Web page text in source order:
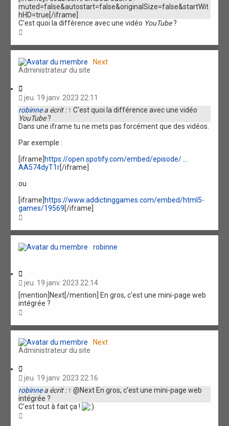
o
n
muted=false&autostart=false&originalSize=false&startWit
hHD=true[/iframe]
C'est quoi la différence avec une vidéo YouTube?
u
Next
Administrateur du site
C
t
a
t
i
n
jeu. 19 janv. 2023 22:11
robinnea écrit : ↑ C'est quoi la différence avec une vidéo
YouTube?
Dans une iframe tu ne mets pas forcément que des vidéos.
Par exemple :
[iframe] https://open.spotify.com/embed/episode/ ...
AA574dyT1r[/iframe]
ou
[iframe] https://www.addictinggames.com/embed/html5-
games/19569[/iframe]
u
robinne
C
t
a
t
n
jeu. 19 janv. 2023 22:14
[mention]Next[/mention] En gros, c'est une mini-page web
intégrée ?
u
Next
Administrateur du site
C
t
a
t
i
jeu. 19 janv. 2023 22:16
robinnea écrit : ↑ @Next En gros, c'est une mini-page web
intégrée ?
C'est tout à fait ça !